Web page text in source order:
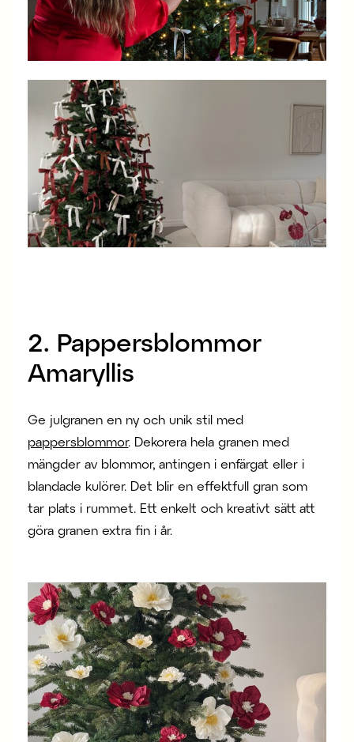
2. Pappersblommor
Amaryllis
Ge julgranen en ny och unik stil med
pappersblommor. Dekorera hela granen med
mängder av blommor, antingen i enfärgat eller i
blandade kulörer. Det blir en effektfull gran som
tar plats i rummet. Ett enkelt och kreativt sätt att
göra granen extra fin i år.